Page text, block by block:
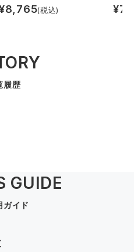
8,765(税込) ¥
履歴
GUIDE
ガイド